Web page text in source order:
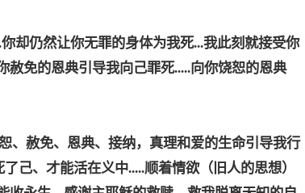
你却仍然让你无罪的身体为我死...我此刻就接受你
赦免的恩典引导我向己罪死.....向你饶恕的恩典
、赦免、恩典、接纳，真理和爱的生命引导我行
己、才能活在义中.....顺着情欲（旧人的思想）